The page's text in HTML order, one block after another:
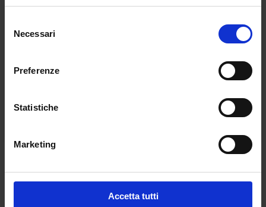
delNecessari
Preferenze
Statistiche
Marketing
Accetta tutti